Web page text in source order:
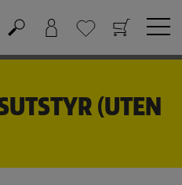
(UTEN